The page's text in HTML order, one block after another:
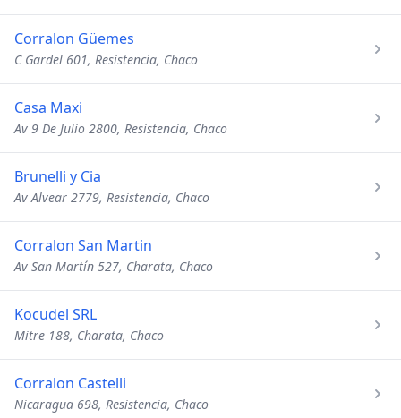
Corralon Güemes
C Gardel 601, Resistencia, Chaco
Casa Maxi
Av 9 De Julio 2800, Resistencia, Chaco
Brunelli y Cia
Av Alvear 2779, Resistencia, Chaco
Corralon San Martin
Av San Martín 527, Charata, Chaco
Kocudel SRL
Mitre 188, Charata, Chaco
Corralon Castelli
Nicaragua 698, Resistencia, Chaco